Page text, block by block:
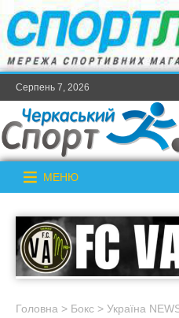
Серпень 7, 2026
МЕНЮ
Головна > Бокс > Україна